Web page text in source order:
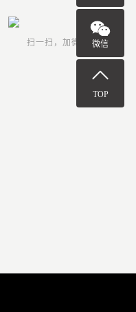
扫一扫，加微信好友
微信
TOP